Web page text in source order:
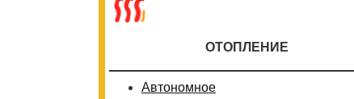
ОТОПЛЕНИЕ
Автономное